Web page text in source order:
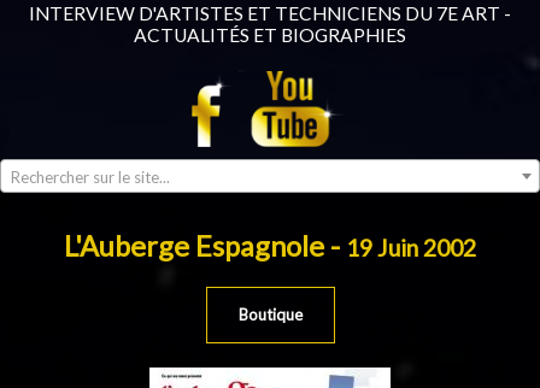
INTERVIEW D'ARTISTES ET TECHNICIENS DU 7E ART -
ACTUALITÉS ET BIOGRAPHIES
Rechercher sur le site...
L'Auberge Espagnole - 19 Juin 2002
Boutique